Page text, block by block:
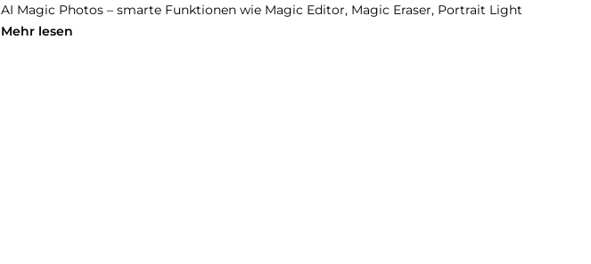
AI Magic Photos – smarte Funktionen wie Magic Editor, Magic Eraser, Portrait Light
oder Magic Lens (OCR) bringen Kreativität und Ordnung in deine Fotogalerie
Mehr lesen